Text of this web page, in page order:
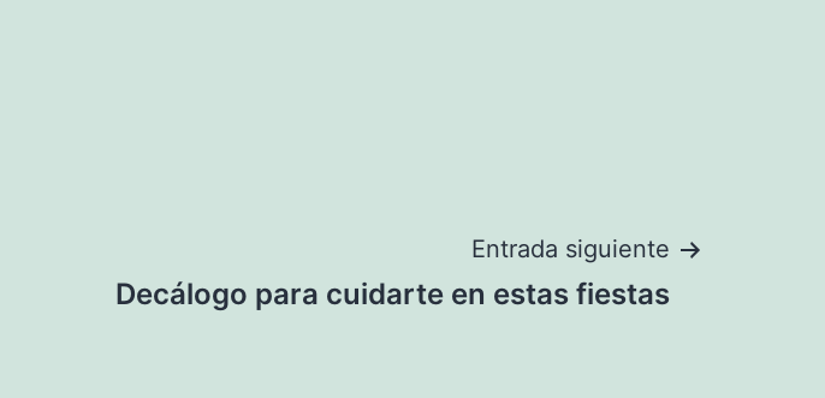
Entrada siguiente
Decálogo para cuidarte en estas fiestas